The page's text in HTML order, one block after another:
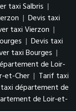
taxi Salbris |
| Devis taxi
taxi Vierzon |
| Devis taxi
taxi Bourges |
de Loir-
et-Cher | Tarif taxi
taxi département de
de Loir-et-